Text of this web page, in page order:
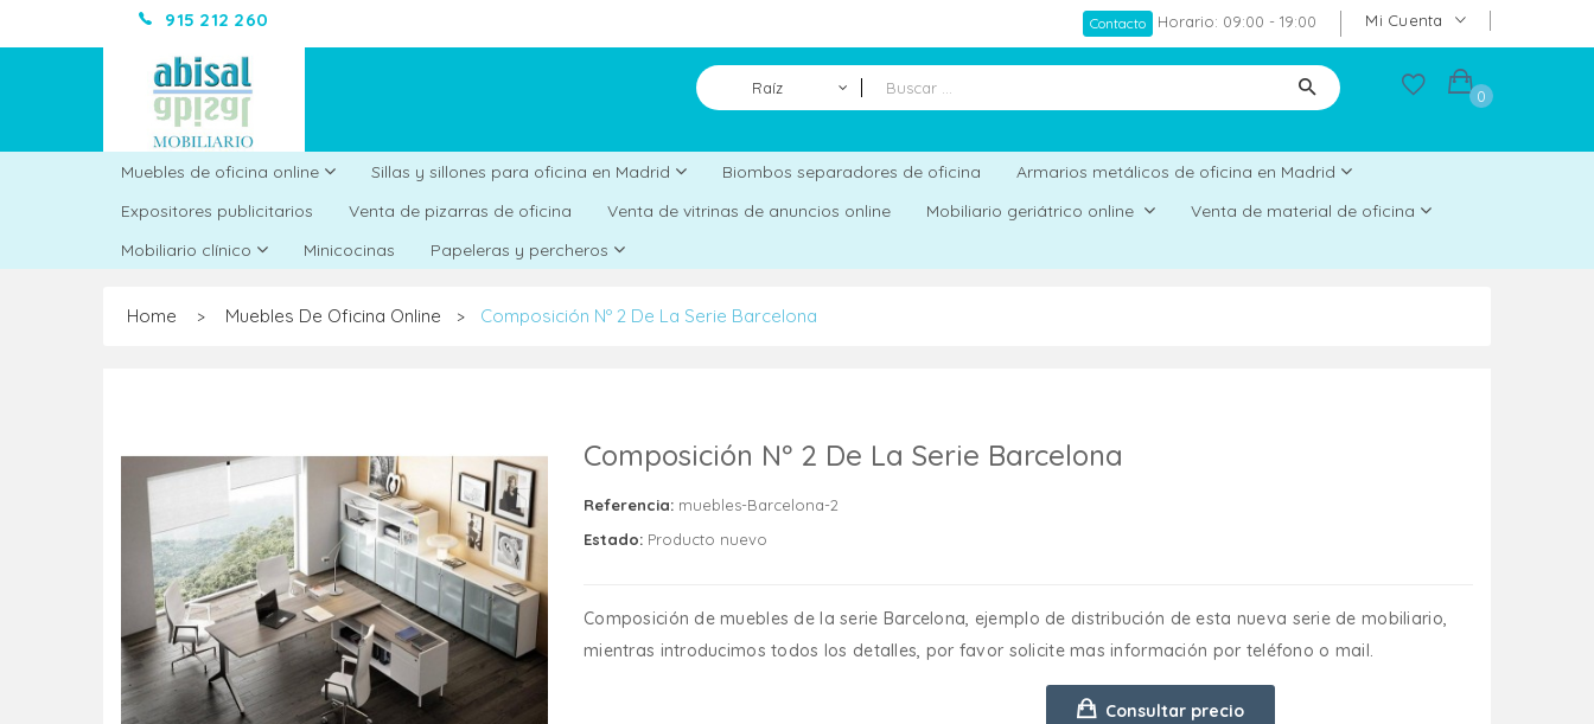
915 212 260 Mi Cuenta
Contacto Horario: 09:00 - 19:00
Raíz 0
Muebles de oficina online Sillas y sillones para oficina en Madrid Biombos separadores de oficina
Armarios metálicos de oficina en Madrid
Expositores publicitarios
Venta de pizarras de oficina Venta de vitrinas de anuncios online Mobiliario geriátrico online
Venta de material de oficina
Mobiliario clínico
Minicocinas Papeleras y percheros
Home > Muebles De Oficina Online > Composición Nº 2 De La Serie Barcelona
Composición Nº 2 De La Serie Barcelona
Referencia: muebles-Barcelona-2
Estado: Producto nuevo
Composición de muebles de la serie Barcelona, ejemplo de distribución de esta nueva serie de mobiliario,
mientras introducimos todos los detalles, por favor solicite mas información por teléfono o mail.
Consultar precio